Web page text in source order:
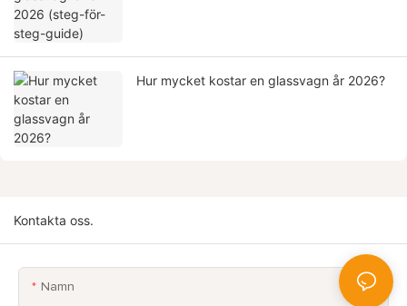
Hur mycket kostar en glassvagn år 2026?
Kontakta oss.
Namn